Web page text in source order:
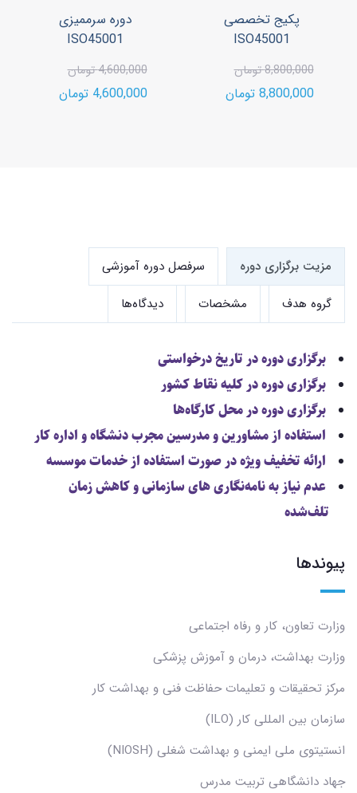
پکیج تخصصی
ISO45001
8,800,000 تومان
8,800,000 تومان
دوره سرممیزی
ISO45001
4,600,000 تومان
4,600,000 تومان
مزیت برگزاری دوره
سرفصل دوره آموزشی
گروه هدف
مشخصات دیدگاه‌ها
برگزاری دوره در تاریخ درخواستی
برگزاری دوره در کلیه نقاط کشور
برگزاری دوره در محل کارگاه‌ها
استفاده از مشاورین و مدرسین مجرب دنشگاه و اداره کار
ارائه تخفیف ویژه در صورت استفاده از خدمات موسسه
عدم نیاز به نامه‌نگاری های سازمانی و کاهش زمان
تلف‌شده
پیوندها
وزارت تعاون، کار و رفاه اجتماعی
وزارت بهداشت، درمان و آموزش پزشکی
مرکز تحقیقات و تعلیمات حفاظت فنی و بهداشت کار
سازمان بین المللی کار (ILO)
انستیتوی ملی ایمنی و بهداشت شغلی (NIOSH)
جهاد دانشگاهی تربیت مدرس